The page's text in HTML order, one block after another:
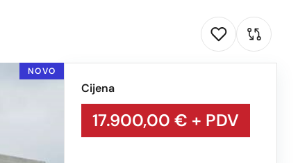
NOVO
Cijena
17.900,00 € + PDV